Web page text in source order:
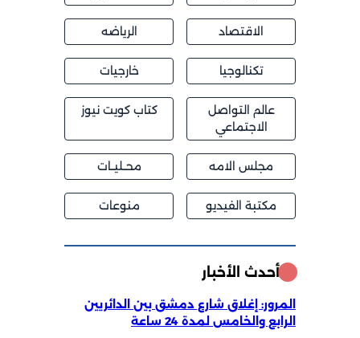
الاقتصاد الرياضه
تكنالوجيا خارجيات
عالم التواصل
الاجتماعي
كتاب كويت نيوز
مجلس الامه محــليــات
مكتبة الفيديو منوعات
أحدث الأخبار
المرور: إغلاق شارع دمشق بين الدائريين
الرابع والخامس لمدة 24 ساعة